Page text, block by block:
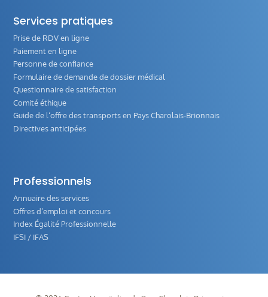
Services pratiques
Prise de RDV en ligne
Paiement en ligne
Personne de confiance
Formulaire de demande de dossier médical
Questionnaire de satisfaction
Comité éthique
Guide de l‘offre des transports en Pays Charolais-Brionnais
Directives anticipées
Professionnels
Annuaire des services
Offres d’emploi et concours
Index Égalité Professionnelle
IFSI / IFAS